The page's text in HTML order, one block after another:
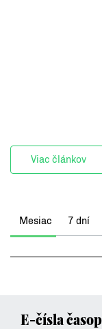
Viac článkov
Mesiac 7 dní
E-čísla